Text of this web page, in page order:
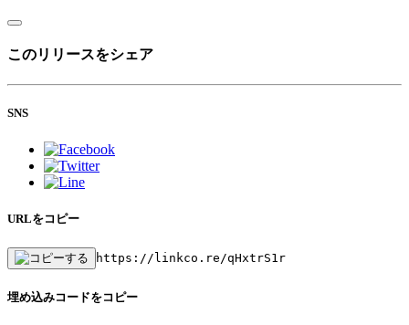
このリリースをシェア
SNS
URLをコピー
https://linkco.re/qHxtrS1r
埋め込みコードをコピー